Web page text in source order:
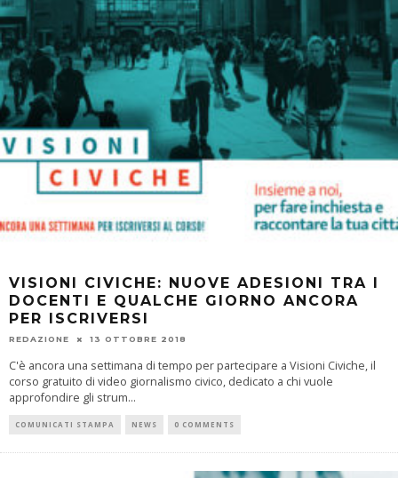
VISIONI CIVICHE: NUOVE ADESIONI TRA I
DOCENTI E QUALCHE GIORNO ANCORA
PER ISCRIVERSI
REDAZIONE 13 OTTOBRE 2018
C'è ancora una settimana di tempo per partecipare a Visioni Civiche, il
corso gratuito di video giornalismo civico, dedicato a chi vuole
approfondire gli strum...
COMUNICATI STAMPA NEWS 0 COMMENTS